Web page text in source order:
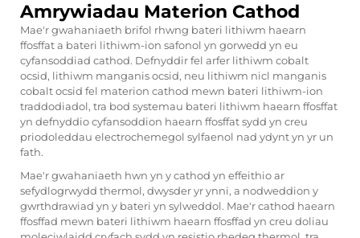
Amrywiadau Materion Cathod
Mae'r gwahaniaeth brifol rhwng bateri lithiwm haearn
ffosffat a bateri lithiwm-ion safonol yn gorwedd yn eu
cyfansoddiad cathod. Defnyddir fel arfer lithiwm cobalt
ocsid, lithiwm manganis ocsid, neu lithiwm nicl manganis
cobalt ocsid fel materion cathod mewn bateri lithiwm-ion
traddodiadol, tra bod systemau bateri lithiwm haearn ffosffat
yn defnyddio cyfansoddion haearn ffosffat sydd yn creu
priodoleddau electrochemegol sylfaenol nad ydynt yn yr un
fath.
Mae'r gwahaniaeth hwn yn y cathod yn effeithio ar
sefydlogrwydd thermol, dwysder yr ynni, a nodweddion y
gwrthdrawiad yn y bateri yn sylweddol. Mae'r cathod haearn
ffosffad mewn bateri lithiwm haearn ffosffad yn creu doliau